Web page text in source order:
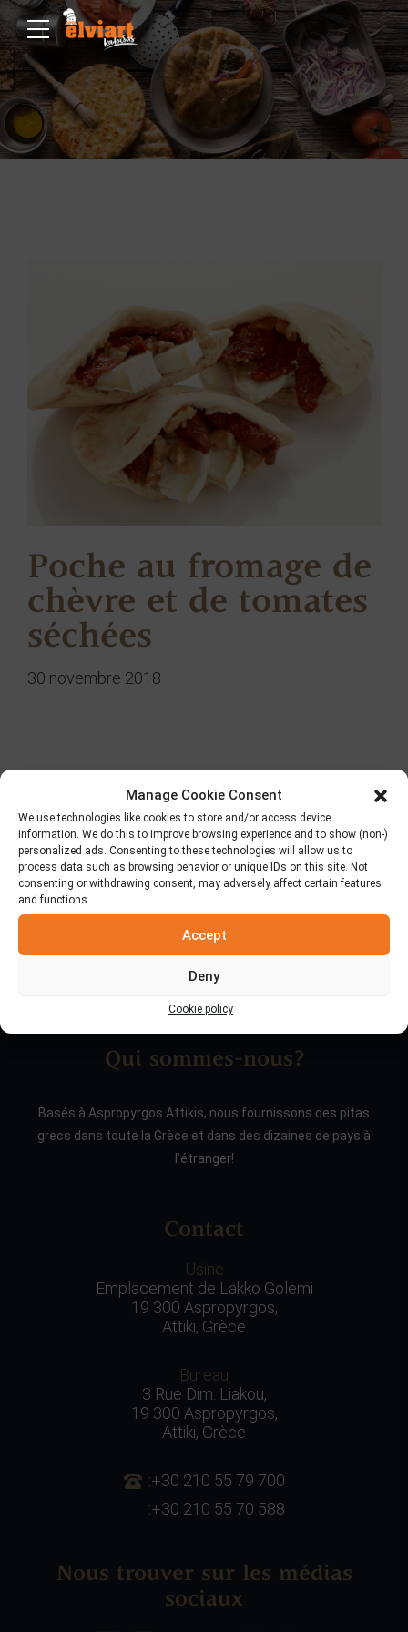
Manage Cookie Consent
We use technologies like cookies to store and/or access device
information. We do this to improve browsing experience and to show (non-)
personalized ads. Consenting to these technologies will allow us to
process data such as browsing behavior or unique IDs on this site. Not
consenting or withdrawing consent, may adversely affect certain features
and functions.
Accept
Deny
Cookie policy
Poche au fromage de
chèvre et de tomates
séchées
30 novembre 2018
Qui sommes-nous?
Basés à Aspropyrgos Attikis, nous fournissons des pitas
grecs dans toute la Grèce et dans des dizaines de pays à
l’étranger!
Contact
Usine
Emplacement de Lakko Golemi
19 300 Aspropyrgos,
Attiki, Grèce
Bureau
3 Rue Dim. Liakou,
19 300 Aspropyrgos,
Attiki, Grèce
:+30 210 55 79 700
:+30 210 55 70 588
Nous trouver sur les médias
sociaux